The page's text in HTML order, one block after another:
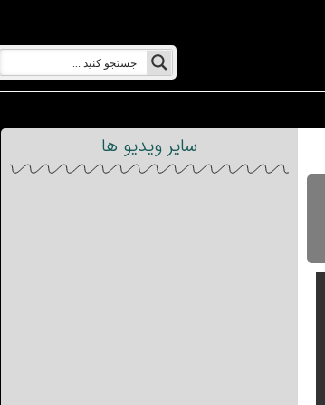
سایر ویدیو ها